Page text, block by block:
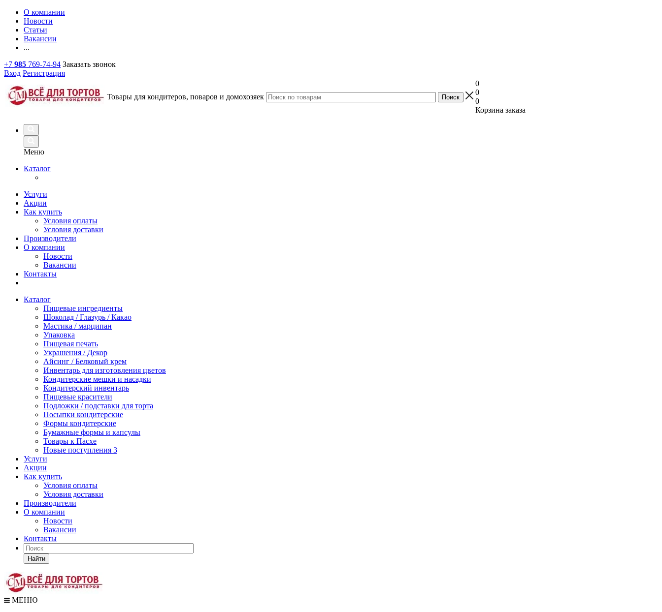
О компании
Новости
Статьи
Вакансии
...
+7 985 769-74-94 Заказать звонок
Вход Регистрация
Товары для кондитеров, поваров и домохозяек
0
0
0
Корзина заказа
Меню
Каталог
Услуги
Акции
Как купить
Условия оплаты
Условия доставки
Производители
О компании
Новости
Вакансии
Контакты
Каталог
Пищевые ингредиенты
Шоколад / Глазурь / Какао
Мастика / марципан
Упаковка
Пищевая печать
Украшения / Декор
Айсинг / Белковый крем
Инвентарь для изготовления цветов
Кондитерские мешки и насадки
Кондитерский инвентарь
Пищевые красители
Подложки / подставки для торта
Посыпки кондитерские
Формы кондитерские
Бумажные формы и капсулы
Товары к Пасхе
Новые поступления 3
Услуги
Акции
Как купить
Условия оплаты
Условия доставки
Производители
О компании
Новости
Вакансии
Контакты
Найти
МЕНЮ